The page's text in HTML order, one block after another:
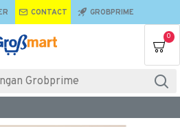
CONTACT GROBPRIME
0